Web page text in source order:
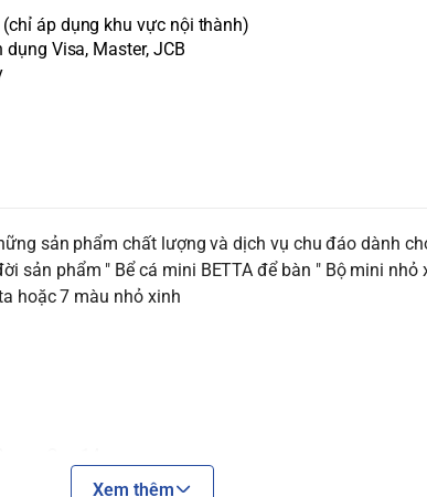
áp dụng khu vực nội thành)
Visa, Master, JCB
sản phẩm chất lượng và dịch vụ chu đáo dành
sản phẩm " Bể cá mini BETTA để bàn " Bộ mini nhỏ
hoặc 7 màu nhỏ xinh
CHỌN PHÂN LOẠI:
Xem thêm